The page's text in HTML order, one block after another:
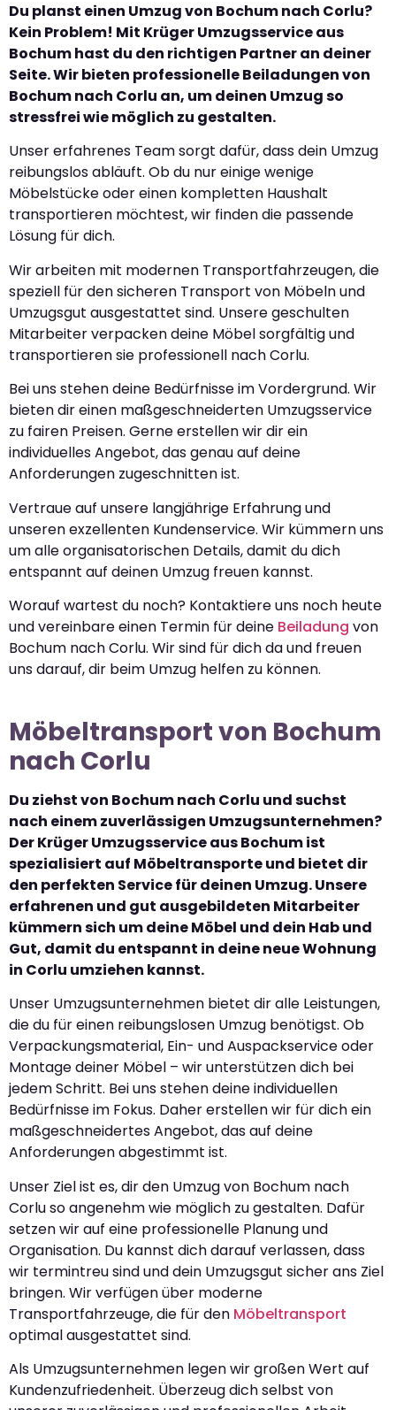
Du planst einen Umzug von Bochum nach Corlu?
Kein Problem! Mit Krüger Umzugsservice aus
Bochum hast du den richtigen Partner an deiner
Seite. Wir bieten professionelle Beiladungen von
Bochum nach Corlu an, um deinen Umzug so
stressfrei wie möglich zu gestalten.
Unser erfahrenes Team sorgt dafür, dass dein Umzug
reibungslos abläuft. Ob du nur einige wenige
Möbelstücke oder einen kompletten Haushalt
transportieren möchtest, wir finden die passende
Lösung für dich.
Wir arbeiten mit modernen Transportfahrzeugen, die
speziell für den sicheren Transport von Möbeln und
Umzugsgut ausgestattet sind. Unsere geschulten
Mitarbeiter verpacken deine Möbel sorgfältig und
transportieren sie professionell nach Corlu.
Bei uns stehen deine Bedürfnisse im Vordergrund. Wir
bieten dir einen maßgeschneiderten Umzugsservice
zu fairen Preisen. Gerne erstellen wir dir ein
individuelles Angebot, das genau auf deine
Anforderungen zugeschnitten ist.
Vertraue auf unsere langjährige Erfahrung und
unseren exzellenten Kundenservice. Wir kümmern uns
um alle organisatorischen Details, damit du dich
entspannt auf deinen Umzug freuen kannst.
Worauf wartest du noch? Kontaktiere uns noch heute
und vereinbare einen Termin für deine Beiladung von
Bochum nach Corlu. Wir sind für dich da und freuen
uns darauf, dir beim Umzug helfen zu können.
Möbeltransport von Bochum
nach Corlu
Du ziehst von Bochum nach Corlu und suchst
nach einem zuverlässigen Umzugsunternehmen?
Der Krüger Umzugsservice aus Bochum ist
spezialisiert auf Möbeltransporte und bietet dir
den perfekten Service für deinen Umzug. Unsere
erfahrenen und gut ausgebildeten Mitarbeiter
kümmern sich um deine Möbel und dein Hab und
Gut, damit du entspannt in deine neue Wohnung
in Corlu umziehen kannst.
Unser Umzugsunternehmen bietet dir alle Leistungen,
die du für einen reibungslosen Umzug benötigst. Ob
Verpackungsmaterial, Ein- und Auspackservice oder
Montage deiner Möbel – wir unterstützen dich bei
jedem Schritt. Bei uns stehen deine individuellen
Bedürfnisse im Fokus. Daher erstellen wir für dich ein
maßgeschneidertes Angebot, das auf deine
Anforderungen abgestimmt ist.
Unser Ziel ist es, dir den Umzug von Bochum nach
Corlu so angenehm wie möglich zu gestalten. Dafür
setzen wir auf eine professionelle Planung und
Organisation. Du kannst dich darauf verlassen, dass
wir termintreu sind und dein Umzugsgut sicher ans Ziel
bringen. Wir verfügen über moderne
Transportfahrzeuge, die für den Möbeltransport
optimal ausgestattet sind.
Als Umzugsunternehmen legen wir großen Wert auf
Kundenzufriedenheit. Überzeug dich selbst von